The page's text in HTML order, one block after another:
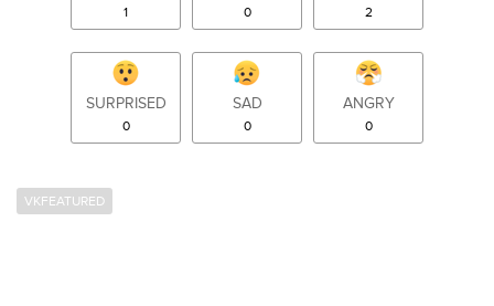
1 0 2
SURPRISED
0
SAD
0
ANGRY
0
VKFEATURED